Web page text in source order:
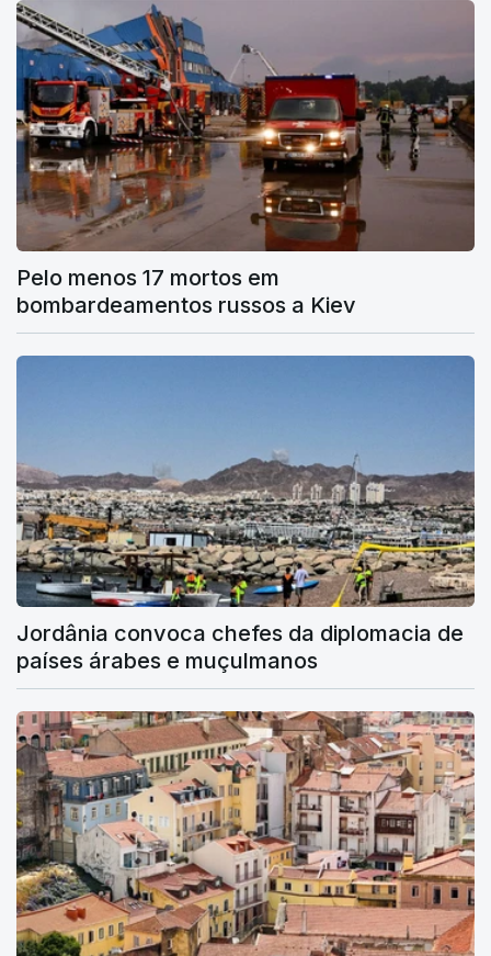
Pelo menos 17 mortos em
bombardeamentos russos a Kiev
Jordânia convoca chefes da diplomacia de
países árabes e muçulmanos